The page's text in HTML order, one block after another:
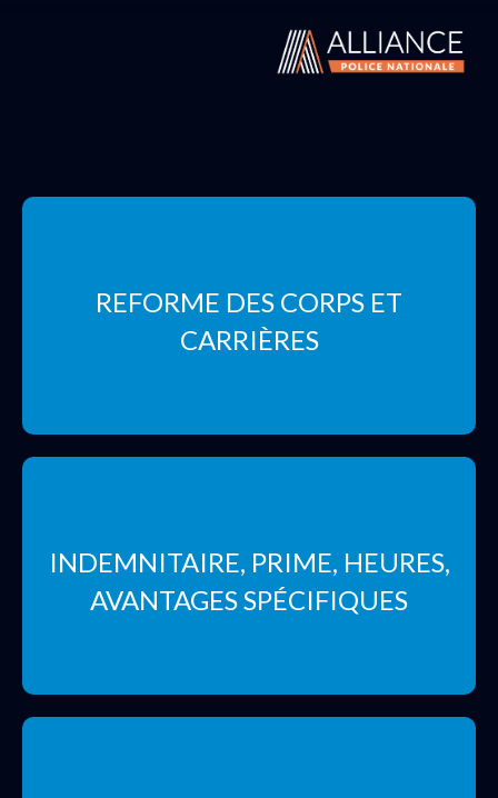
REFORME DES CORPS ET
CARRIÈRES
INDEMNITAIRE, PRIME, HEURES,
AVANTAGES SPÉCIFIQUES